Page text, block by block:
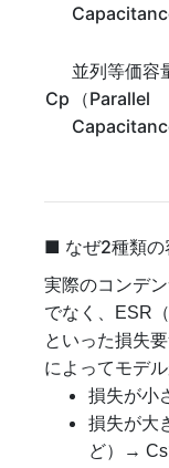
Cp
並列等価容
（Parallel
■ なぜ2種類の
実際のコンデ
でなく、ESR
といった損失
によってモデ
損失が小
損失が大
ど）→ Cs